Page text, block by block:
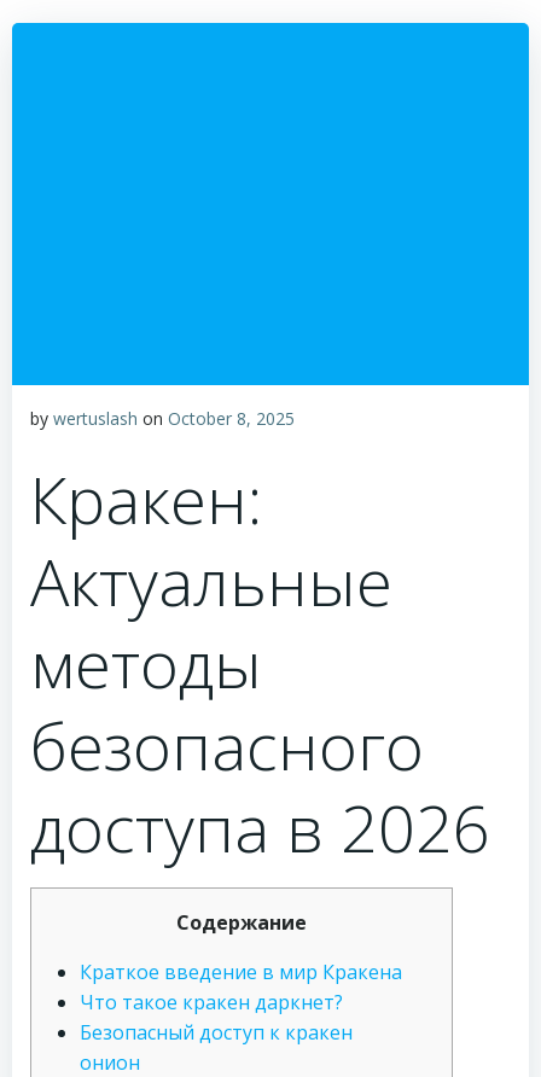
by wertuslash on October 8, 2025
Кракен:
Актуальные
методы
безопасного
доступа в 2026
Содержание
Краткое введение в мир Кракена
Что такое кракен даркнет?
Безопасный доступ к кракен
онион